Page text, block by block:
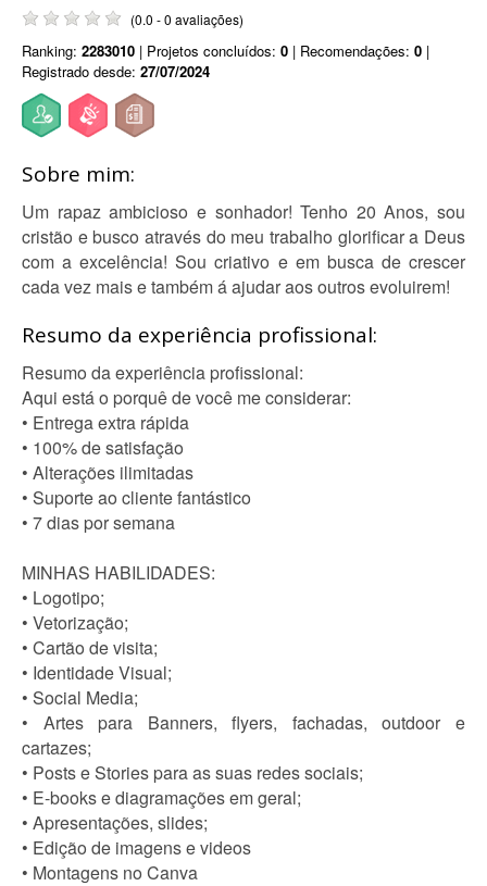
(0.0 - 0 avaliações)
Ranking: 2283010 | Projetos concluídos: 0 | Recomendações: 0 |
Registrado desde: 27/07/2024
Sobre mim:
Um rapaz ambicioso e sonhador! Tenho 20 Anos, sou
cristão e busco através do meu trabalho glorificar a Deus
com a excelência! Sou criativo e em busca de crescer
cada vez mais e também á ajudar aos outros evoluirem!
Resumo da experiência profissional:
Resumo da experiência profissional:
Aqui está o porquê de você me considerar:
• Entrega extra rápida
• 100% de satisfação
• Alterações ilimitadas
• Suporte ao cliente fantástico
• 7 dias por semana
MINHAS HABILIDADES:
• Logotipo;
• Vetorização;
• Cartão de visita;
• Identidade Visual;
• Social Media;
• Artes para Banners, flyers, fachadas, outdoor e
cartazes;
• Posts e Stories para as suas redes sociais;
• E-books e diagramações em geral;
• Apresentações, slides;
• Edição de imagens e videos
• Montagens no Canva